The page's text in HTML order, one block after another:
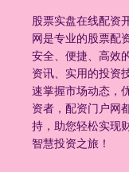
股票实盘在线配资
网是专业的股票配
安全、便捷、高效
资讯、实用的投资
速掌握市场动态，
资者，配资门户网
持，助您轻松实现
智慧投资之旅！